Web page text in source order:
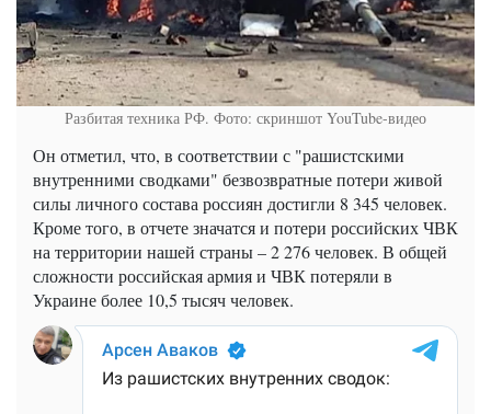
Разбитая техника РФ. Фото: скриншот YouTube-видео
Он отметил, что, в соответствии с "рашистскими
внутренними сводками" безвозвратные потери живой
силы личного состава россиян достигли 8 345 человек.
Кроме того, в отчете значатся и потери российских ЧВК
на территории нашей страны – 2 276 человек. В общей
сложности российская армия и ЧВК потеряли в
Украине более 10,5 тысяч человек.